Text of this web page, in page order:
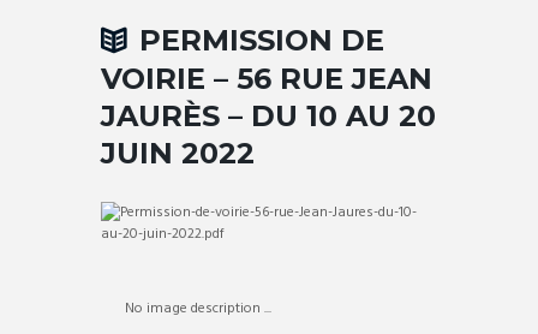
PERMISSION DE
VOIRIE – 56 RUE JEAN
JAURÈS – DU 10 AU 20
JUIN 2022
No image description ...